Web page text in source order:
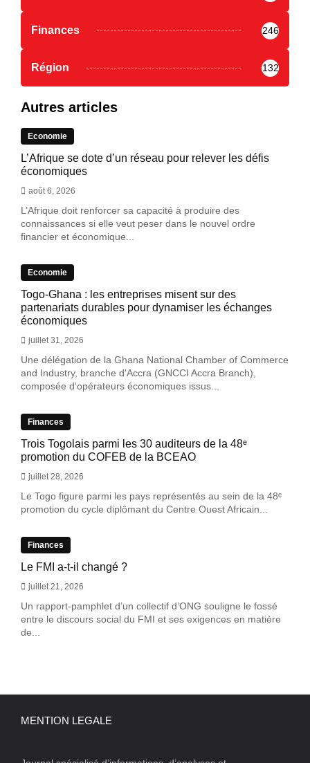
Finances 246
Région 132
Autres articles
Economie
L’Afrique se dote d’un réseau pour relever les défis
économiques
août 6, 2026
L’Afrique doit renforcer sa capacité à produire des
connaissances si elle veut peser dans le nouvel ordre
financier et économique...
Economie
Togo-Ghana : les entreprises misent sur des
partenariats durables pour dynamiser les échanges
économiques
juillet 31, 2026
Une délégation de la Ghana National Chamber of Commerce
and Industry, branche d'Accra (GNCCI Accra Branch),
composée d'opérateurs économiques issus...
Finances
Trois Togolais parmi les 30 auditeurs de la 48ᵉ
promotion du COFEB de la BCEAO
juillet 28, 2026
Le Togo figure parmi les pays représentés au sein de la 48ᵉ
promotion du cycle diplômant du Centre Ouest Africain...
Finances
Le FMI a-t-il changé ?
juillet 21, 2026
Un rapport-pamphlet d’un collectif d’ONG souligne le fossé
entre le discours social du FMI et ses exigences en matière
de...
MENTION LEGALE